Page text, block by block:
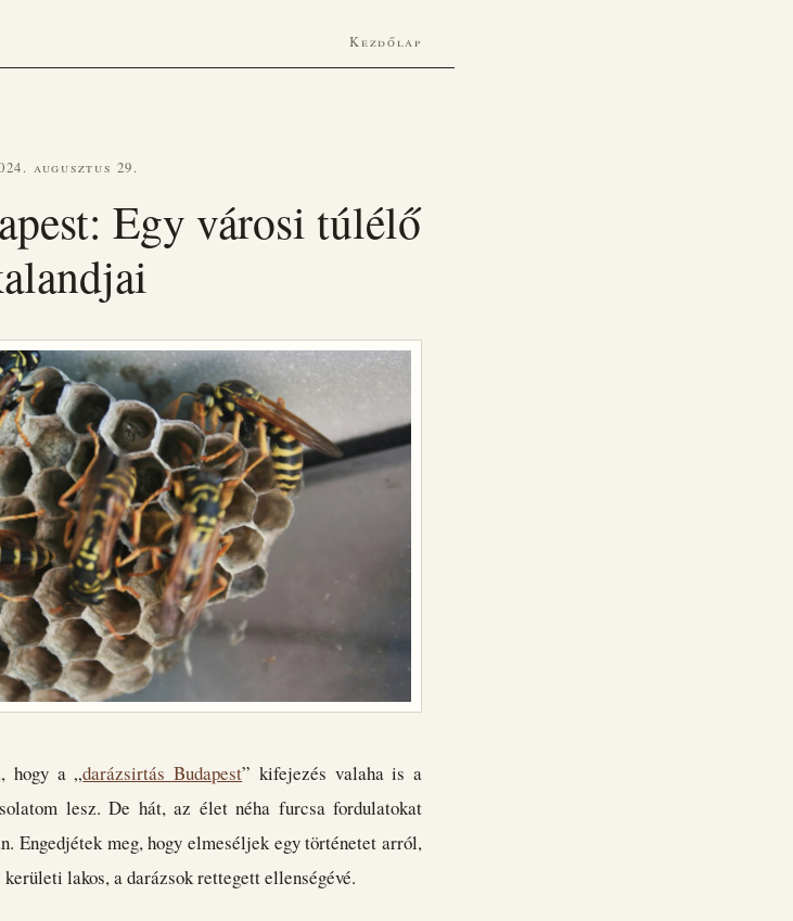
Kezdőlap
augusztus 29.
Egy városi túlélő
hogy a „darázsirtás Budapest” kifejezés valaha is a
lesz. De hát, az élet néha furcsa fordulatokat
Engedjétek meg, hogy elmeséljek egy történetet arról,
lakos, a darázsok rettegett ellenségévé.